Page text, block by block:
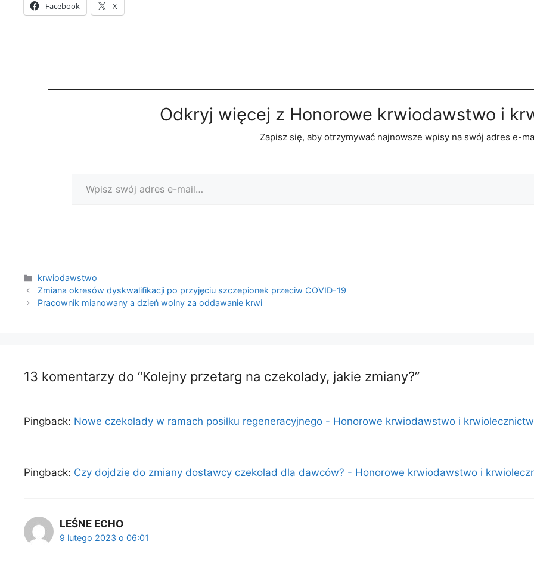
Facebook X
Odkryj więcej z Honorowe krwiodawstwo i
Zapisz się, aby otrzymywać najnowsze wpisy na swój adres e-
Kategorie
krwiodawstwo
Zmiana okresów dyskwalifikacji po przyjęciu szczepionek przeciw COVID-19
Pracownik mianowany a dzień wolny za oddawanie krwi
13 komentarzy do “Kolejny przetarg na czekolady, jakie zmiany?”
Pingback: Nowe czekolady w ramach posiłku regeneracyjnego - Honorowe krwiodawstwo i
Pingback: Czy dojdzie do zmiany dostawcy czekolad dla dawców? - Honorowe krwiodawstwo i
LEŚNE ECHO
9 lutego 2023 o 06:01